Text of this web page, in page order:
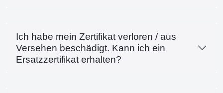
Ich habe mein Zertifikat verloren / aus
Versehen beschädigt. Kann ich ein
Ersatzzertifikat erhalten?